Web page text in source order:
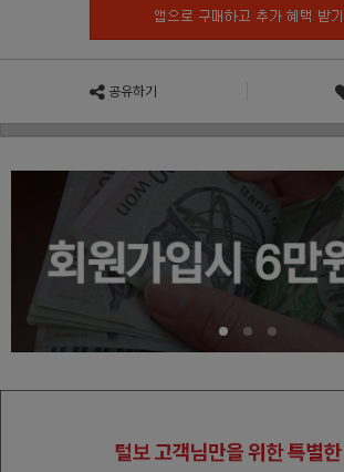
공유하기